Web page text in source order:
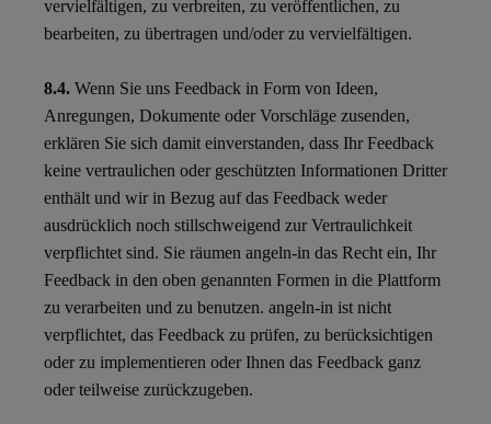
vervielfältigen, zu verbreiten, zu veröffentlichen, zu
bearbeiten, zu übertragen und/oder zu vervielfältigen.
8.4. Wenn Sie uns Feedback in Form von Ideen,
Anregungen, Dokumente oder Vorschläge zusenden,
erklären Sie sich damit einverstanden, dass Ihr Feedback
keine vertraulichen oder geschützten Informationen Dritter
enthält und wir in Bezug auf das Feedback weder
ausdrücklich noch stillschweigend zur Vertraulichkeit
verpflichtet sind. Sie räumen angeln-in das Recht ein, Ihr
Feedback in den oben genannten Formen in die Plattform
zu verarbeiten und zu benutzen. angeln-in ist nicht
verpflichtet, das Feedback zu prüfen, zu berücksichtigen
oder zu implementieren oder Ihnen das Feedback ganz
oder teilweise zurückzugeben.